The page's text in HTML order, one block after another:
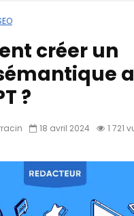
créer un
?
18 avril 2024 1 721